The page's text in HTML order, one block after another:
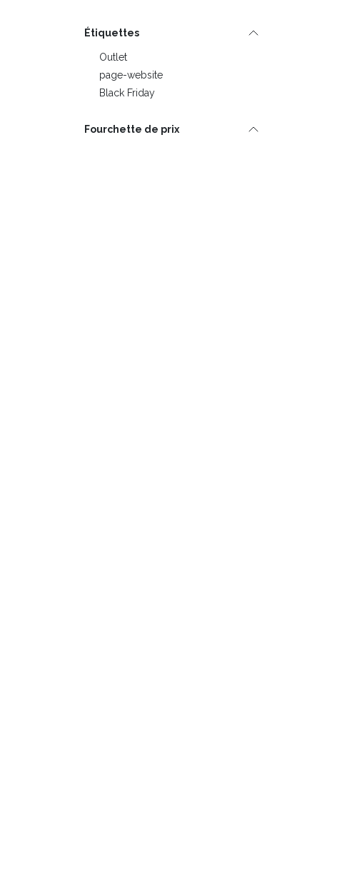
Étiquettes
Outlet
page-website
Black Friday
Fourchette de prix